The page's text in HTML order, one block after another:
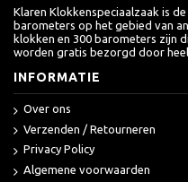
Klaren Klokkenspeciaalzaak is
barometers op het gebied van
klokken en 300 barometers zijn
worden gratis bezorgd door
INFORMATIE
Over ons
Verzenden / Retourneren
Privacy Policy
Algemene voorwaarden